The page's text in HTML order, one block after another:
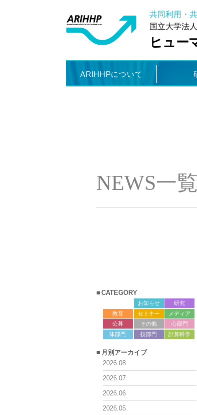
共同利用・
国立大学法
ヒュー
ARIHHPについて
NEWS一覧
CATEGORY
お知らせ
研究
教育
セミナー
メディア
公募
その他
心部門
体部門
技部門 計算科学
月別アーカイブ
2026.08
2026.07
2026.06
2026.05